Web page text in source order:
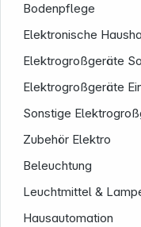
Bodenpflege
Elektronische
Elektrogroßgeräte
Elektrogroßgeräte
Sonstige
Zubehör Elektro
Beleuchtung
Leuchtmittel &
Hausautomation